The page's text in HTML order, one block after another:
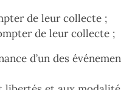
de leur collecte ;
de leur collecte ;
d’un des